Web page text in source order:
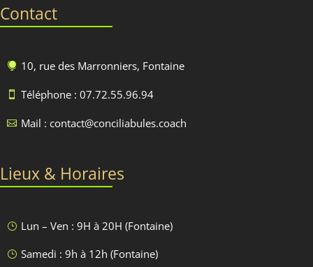
Contact
 10, rue des Marronniers, Fontaine
 Téléphone : 07.72.55.96.94
 Mail : contact@conciliabules.coach
Lieux & Horaires
} Lun – Ven : 9H à 20H (Fontaine)
} Samedi : 9h à 12h (Fontaine)